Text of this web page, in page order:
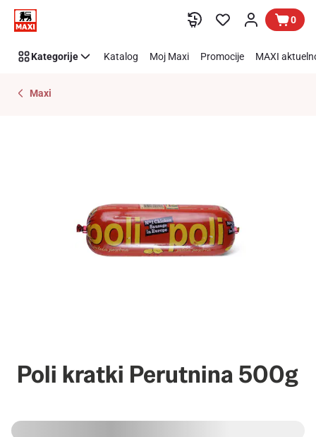
Preskoči link 0
Kategorije Katalog Moj Maxi Promocije MAXI
Maxi
Poli kratki Perutnina 500g